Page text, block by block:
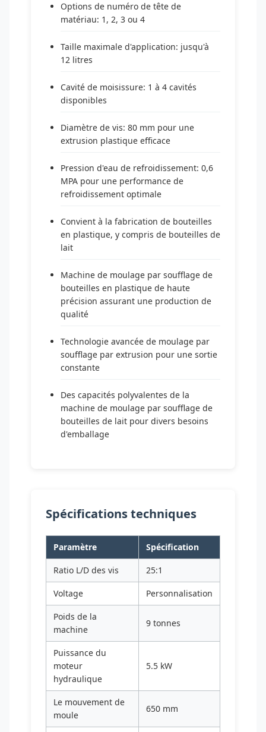
Options de numéro de tête de
matériau: 1, 2, 3 ou 4
Taille maximale d'application: jusqu'à
12 litres
Cavité de moisissure: 1 à 4 cavités
disponibles
Diamètre de vis: 80 mm pour une
extrusion plastique efficace
Pression d'eau de refroidissement: 0,6
MPA pour une performance de
refroidissement optimale
Convient à la fabrication de bouteilles
en plastique, y compris de bouteilles de
lait
Machine de moulage par soufflage de
bouteilles en plastique de haute
précision assurant une production de
qualité
Technologie avancée de moulage par
soufflage par extrusion pour une sortie
constante
Des capacités polyvalentes de la
machine de moulage par soufflage de
bouteilles de lait pour divers besoins
d'emballage
Spécifications techniques
Paramètre Spécification
Ratio L/D des vis 25:1
Voltage Personnalisation
Poids de la
machine
9 tonnes
Puissance du
moteur
hydraulique
5.5 kW
Le mouvement de
moule
650 mm